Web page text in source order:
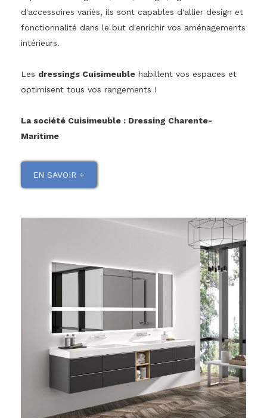
d'accessoires variés, ils sont capables d'allier design et
fonctionnalité dans le but d'enrichir vos aménagements
intérieurs.
Les dressings Cuisimeuble habillent vos espaces et
optimisent tous vos rangements !
La société Cuisimeuble : Dressing Charente-
Maritime
EN SAVOIR +